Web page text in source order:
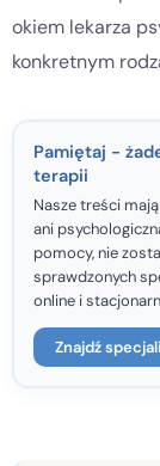
okiem lekarza
konkretnym
Pamiętaj -
terapii
Nasze treści
ani
pomocy, nie
sprawdzonych
online i
Znajdź